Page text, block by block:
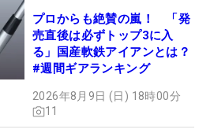
プロからも絶賛の嵐！ 「発
売直後は必ずトップ3に入
る」国産軟鉄アイアンとは？
#週間ギアランキング
2026年8月9日 (日) 18時00分
11